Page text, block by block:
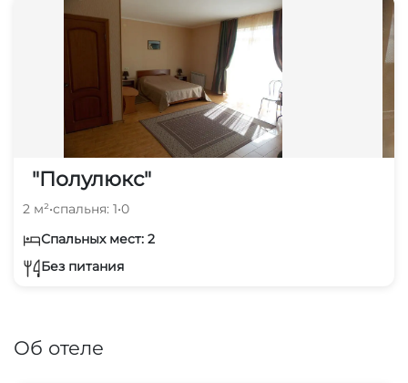
"Полулюкс"
2 м²•спальня: 1•0
Спальных мест: 2
Без питания
Об отеле